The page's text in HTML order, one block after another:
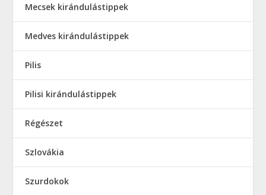
Mecsek kirándulástippek
Medves kirándulástippek
Pilis
Pilisi kirándulástippek
Régészet
Szlovákia
Szurdokok